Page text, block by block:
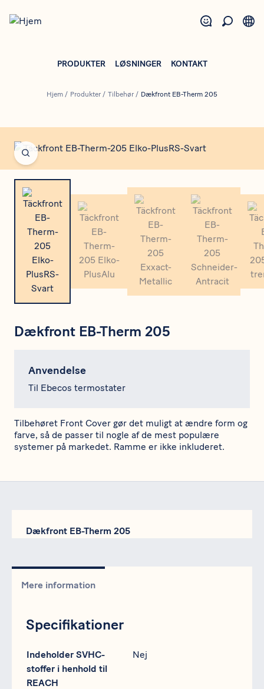
PRODUKTER LØSNINGER KONTAKT
Hjem / Produkter / Tilbehør / Dækfront EB-Therm 205
Open fullscreen
Dækfront EB-Therm 205
Anvendelse
Til Ebecos termostater
Tilbehøret Front Cover gør det muligt at ændre form og
farve, så de passer til nogle af de mest populære
systemer på markedet. Ramme er ikke inkluderet.
Dækfront EB-Therm 205
Mere information
Specifikationer
SpecifikationData
Indeholder SVHC-
stoffer i henhold til
REACH
Nej